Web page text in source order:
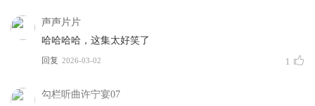
声声片片
哈哈哈哈，这集太好笑了
回复 2026-03-02 1
勾栏听曲许宁宴07